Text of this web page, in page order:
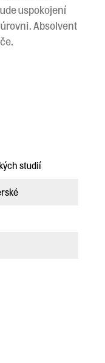
uspokojení
Absolvent
studií